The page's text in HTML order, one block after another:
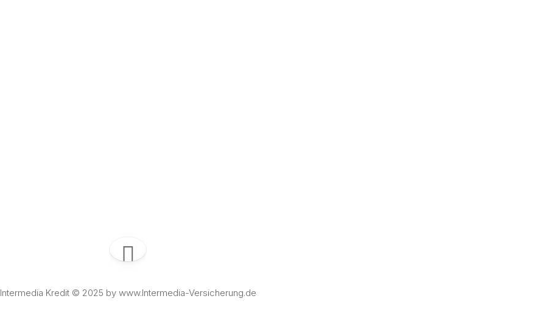
Intermedia Kredit © 2025 by www.Intermedia-Versicherung.de